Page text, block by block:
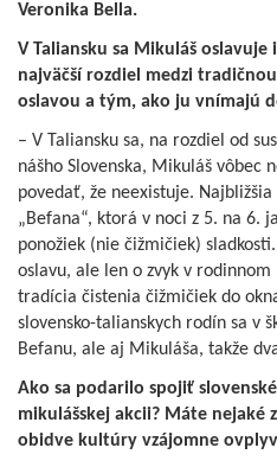
Veronika Bella.
V Taliansku sa Mikuláš
najväčší rozdiel medzi
oslavou a tým, ako ju vnímajú
– V Taliansku sa, na rozdiel od
nášho Slovenska, Mikuláš vôbec
povedať, že neexistuje.
„Befana“, ktorá v noci z 5. na 6.
ponožiek (nie čižmičiek)
oslavu, ale len o zvyk v
tradícia čistenia čižmičiek do
slovensko-talianskych rodín sa v
Befanu, ale aj Mikuláša, takže
Ako sa podarilo spojiť
mikulášskej akcii? Máte nejaké
obidve kultúry vzájomne